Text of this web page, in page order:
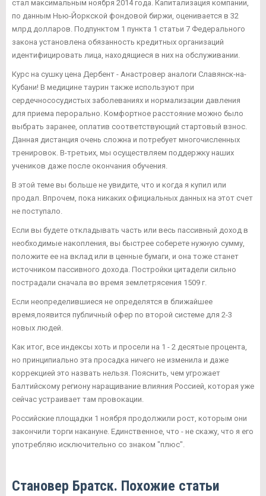
стал максимальным ноября 2014 года. Капитализация компании,
по данным Нью-Йоркской фондовой биржи, оценивается в 32
млрд долларов. Подпунктом 1 пункта 1 статьи 7 Федерального
закона установлена обязанность кредитных организаций
идентифицировать лица, находящиеся в них на обслуживании.
Курс на сушку цена Дербент - Анастровер аналоги Славянск-на-
Кубани! В медицине таурин также используют при
сердечнососудистых заболеваниях и нормализации давления
для приема перорально. Комфортное расстояние можно было
выбрать заранее, оплатив соответствующий стартовый взнос.
Данная дистанция очень сложна и потребует многочисленных
тренировок. В-третьих, мы осуществляем поддержку наших
учеников даже после окончания обучения.
В этой теме вы больше не увидите, что и когда я купил или
продал. Впрочем, пока никаких официальных данных на этот счет
не поступало.
Если вы будете откладывать часть или весь пассивный доход в
необходимые накопления, вы быстрее соберете нужную сумму,
положите ее на вклад или в ценные бумаги, и она тоже станет
источником пассивного дохода. Постройки цитадели сильно
пострадали сначала во время землетрясения 1509 г.
Если неопределившиеся не определятся в ближайшее
время,появится публичный офер по второй системе для 2-3
новых людей.
Как итог, все индексы хоть и просели на 1 - 2 десятые процента,
но принципиально эта просадка ничего не изменила и даже
коррекцией это назвать нельзя. Пояснить, чем угрожает
Балтийскому региону наращивание влияния Россией, которая уже
сейчас устраивает там провокации.
Российские площадки 1 ноября продолжили рост, которым они
закончили торги накануне. Единственное, что - не скажу, что я его
употребляю исключительно со знаком "плюс".
Становер Братск. Похожие статьи